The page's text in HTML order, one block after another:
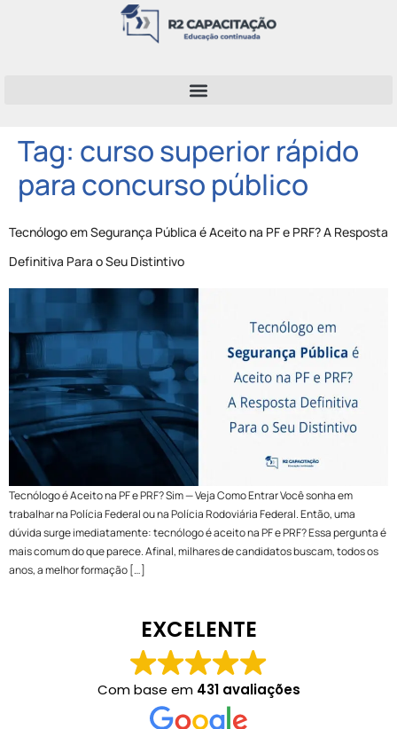
Tag: curso superior rápido
para concurso público
Tecnólogo em Segurança Pública é Aceito na PF e PRF? A Resposta
Definitiva Para o Seu Distintivo
Tecnólogo é Aceito na PF e PRF? Sim — Veja Como Entrar Você sonha em
trabalhar na Polícia Federal ou na Polícia Rodoviária Federal. Então, uma
dúvida surge imediatamente: tecnólogo é aceito na PF e PRF? Essa pergunta é
mais comum do que parece. Afinal, milhares de candidatos buscam, todos os
anos, a melhor formação […]
EXCELENTE
Com base em 431 avaliações